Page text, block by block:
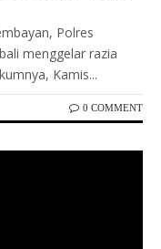
Polres
menggelar razia
Kamis...
0 COMMENT